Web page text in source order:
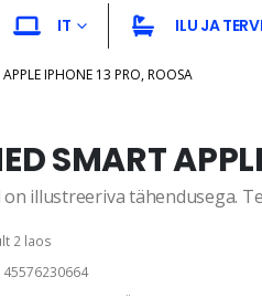
IT ILU JA
IPHONE 13 PRO, ROOSA
SMART
illustreeriva tähendusega.
2 laos